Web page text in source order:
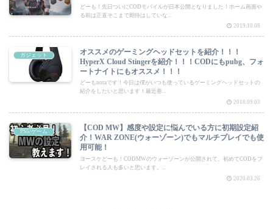
どーも！先日ついにCODモバイルが日本公開となりました！ホーム画面や
る前は正直そこまで期待はしていな...
2019.10.08
ガジェット
オススメのゲーミングヘッドセットを紹介！！！
HyperX Cloud Stingerを紹介！！！CODにもpubg、フォ
ートナイトにもオススメ！！！
どーもnoraです！今日は僕がいつも使っているゲーミングヘッドセットの
紹介をしたいと思います！最近巷...
2018.09.03
PS5/ゲーム
【COD MW】感度や設定に悩んでいる方に初期設定紹
介！WAR ZONE(ウォーゾーン)でもマルチプレイでも使
用可能！
ヨースケどーも！CODMWのウォーゾーンが公開されて、初めてCODをプ
レイされる人も多いと思います。...
2020.03.26